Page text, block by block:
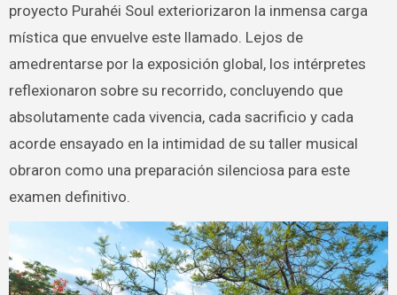
proyecto Purahéi Soul exteriorizaron la inmensa carga
mística que envuelve este llamado. Lejos de
amedrentarse por la exposición global, los intérpretes
reflexionaron sobre su recorrido, concluyendo que
absolutamente cada vivencia, cada sacrificio y cada
acorde ensayado en la intimidad de su taller musical
obraron como una preparación silenciosa para este
examen definitivo.